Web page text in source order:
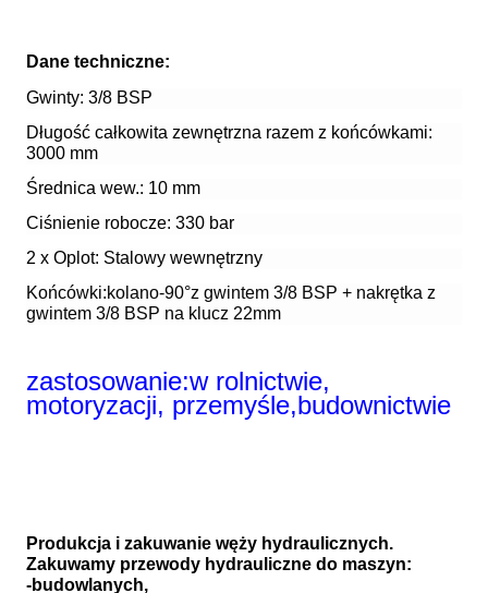
Dane techniczne:
Gwinty: 3/8 BSP
Długość całkowita zewnętrzna razem z końcówkami:
3000 mm
Średnica wew.: 10 mm
Ciśnienie robocze: 330 bar
2 x Oplot: Stalowy wewnętrzny
Końcówki:kolano-90°z gwintem 3/8 BSP + nakrętka z
gwintem 3/8 BSP na klucz 22mm
zastosowanie:w rolnictwie,
motoryzacji, przemyśle,budownictwie
Produkcja i zakuwanie węży hydraulicznych.
Zakuwamy przewody hydrauliczne do maszyn:
-budowlanych,